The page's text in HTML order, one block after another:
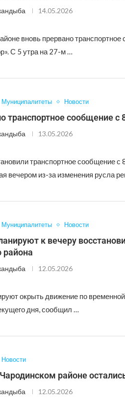
14.05.2026
вновь прервано
С 5 утра на 27-м …
Муниципалитеты Новости
транспортное сообщение с
13.05.2026
транспортное сообщение с
вечером из-за изменения русла
Муниципалитеты Новости
к вечеру
района
12.05.2026
окрыть движение по
дня, сообщил …
Новости
районе
12.05.2026